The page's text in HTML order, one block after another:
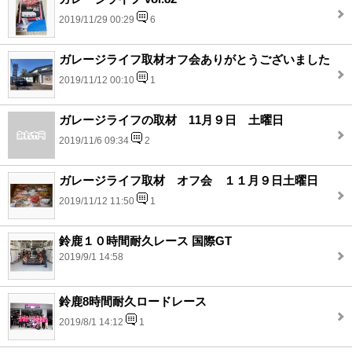
2019/11/29 00:29 6
ガレージライフ取材オフ会ありがとうございました
2019/11/12 00:10 1
ガレージライフの取材 11月９日 土曜日
2019/11/6 09:34 2
ガレージライフ取材 オフ会 １１月９日土曜日
2019/11/12 11:50 1
鈴鹿１０時間耐久レース 国際GT
2019/9/1 14:58
鈴鹿8時間耐久ロードレース
2019/8/1 14:12 1